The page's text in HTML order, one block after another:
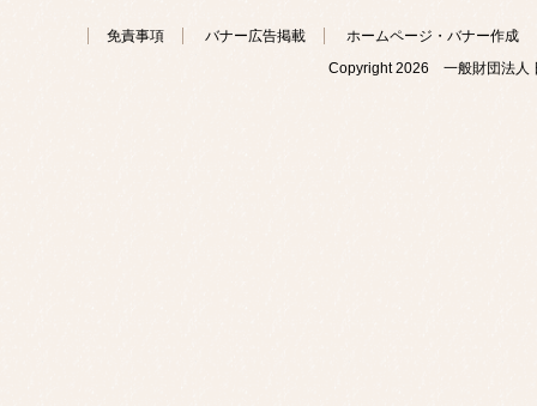
免責事項 バナー広告掲載
ホームページ・バナー作成
Copyright2026 一般財団法人